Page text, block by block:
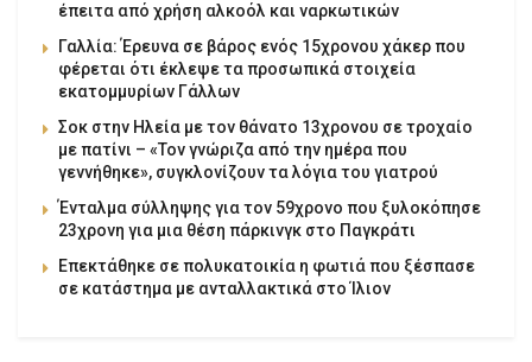
έπειτα από χρήση αλκοόλ και ναρκωτικών
Γαλλία: Έρευνα σε βάρος ενός 15χρονου χάκερ που
φέρεται ότι έκλεψε τα προσωπικά στοιχεία
εκατομμυρίων Γάλλων
Σοκ στην Ηλεία με τον θάνατο 13χρονου σε τροχαίο
με πατίνι – «Τον γνώριζα από την ημέρα που
γεννήθηκε», συγκλονίζουν τα λόγια του γιατρού
Ένταλμα σύλληψης για τον 59χρονο που ξυλοκόπησε
23χρονη για μια θέση πάρκινγκ στο Παγκράτι
Επεκτάθηκε σε πολυκατοικία η φωτιά που ξέσπασε
σε κατάστημα με ανταλλακτικά στο Ίλιον